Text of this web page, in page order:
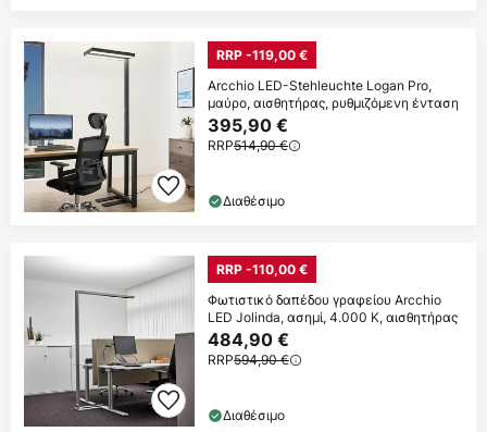
RRP -119,00 €
Arcchio LED-Stehleuchte Logan Pro,
μαύρο, αισθητήρας, ρυθμιζόμενη ένταση
395,90 €
RRP514,90 €
Διαθέσιμο
RRP -110,00 €
Φωτιστικό δαπέδου γραφείου Arcchio
LED Jolinda, ασημί, 4.000 K, αισθητήρας
484,90 €
RRP594,90 €
Διαθέσιμο